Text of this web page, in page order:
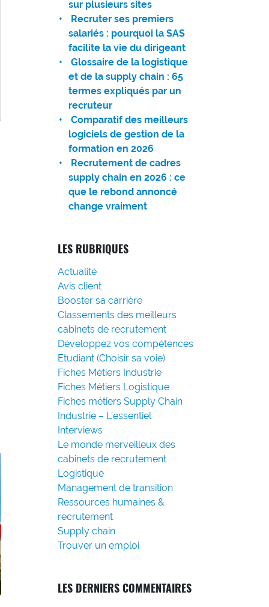
sur plusieurs sites
Recruter ses premiers
salariés : pourquoi la SAS
facilite la vie du dirigeant
Glossaire de la logistique
et de la supply chain : 65
termes expliqués par un
recruteur
Comparatif des meilleurs
logiciels de gestion de la
formation en 2026
Recrutement de cadres
supply chain en 2026 : ce
que le rebond annoncé
change vraiment
LES RUBRIQUES
Actualité
Avis client
Booster sa carrière
Classements des meilleurs
cabinets de recrutement
Développez vos compétences
Etudiant (Choisir sa voie)
Fiches Métiers Industrie
Fiches Métiers Logistique
Fiches métiers Supply Chain
Industrie – L'essentiel
Interviews
Le monde merveilleux des
cabinets de recrutement
Logistique
Management de transition
Ressources humaines &
recrutement
Supply chain
Trouver un emploi
LES DERNIERS COMMENTAIRES